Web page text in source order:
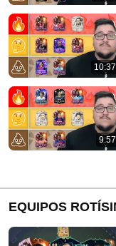
10:37
9:57
EQUIPOS